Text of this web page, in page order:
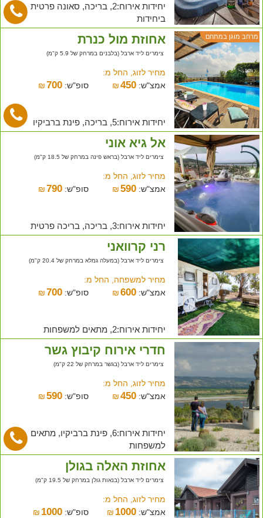
יחידות אירוח:2, בריכה, סאונה פרטית
ביחידות
מרחב מוגן במתחם אחוזת מול כנרת
צימרים ליד ארבל (בלבנים במרחק של 5.9 ק"מ)
מחיר לזוג, החל מ:
אמצ"ש:
₪450 סופ"ש: ₪ 700
יחידות אירוח:5, בריכה, פינת ברביקיו
אל גיא אוני
צימרים ליד ארבל (בראש פינה במרחק של 18.5 ק"מ)
מחיר לזוג, החל מ:
אמצ"ש:
₪590 סופ"ש: ₪ 790
יחידות אירוח:3, בריכה, בריכה פרטית
רני קרוואני
צימרים ליד ארבל (במעלה גמלא במרחק של 20.4 ק"מ)
מחיר למשפחה, החל מ:
אמצ"ש:
₪600 סופ"ש: ₪ 700
יחידות אירוח:2, מתאים למשפחות
חדרי אירוח קיבוץ גשר
צימרים ליד ארבל (בגשר במרחק של 22 ק"מ)
מחיר לזוג, החל מ:
אמצ"ש:
₪450 סופ"ש: ₪ 590
יחידות אירוח:6, פינת ברביקיו, מתאים
למשפחות
אחוזת האלה בגולן
צימרים ליד ארבל (בנאות גולן במרחק של 19.5 ק"מ)
מחיר לזוג, החל מ:
אמצ"ש:
₪ 1000 סופ"ש: ₪ 1000